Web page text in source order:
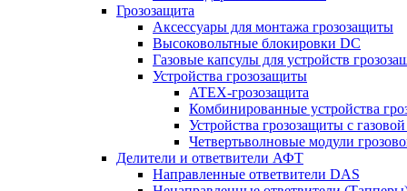
Грозозащита
Аксессуары для монтажа грозозащиты
Высоковольтные блокировки DC
Газовые капсулы для устройств
Устройства грозозащиты
ATEX-грозозащита
Комбинированные устройства
Устройства грозозащиты с
Четвертьволновые модули
Делители и ответвители АФТ
Направленные ответвители DAS